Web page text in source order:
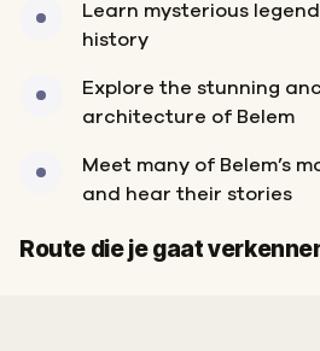
Learn mysterious
history
Explore the stunning
architecture of Belem
Meet many of Belem’s
and hear their stories
Route die je gaat
Start
Finish